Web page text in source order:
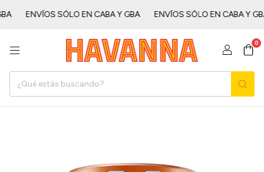
ENVÍOS SÓLO EN CABA Y GBAㅤㅤㅤㅤㅤ ENVÍOS SÓLO EN CABA Y GBAㅤㅤㅤㅤㅤ
0